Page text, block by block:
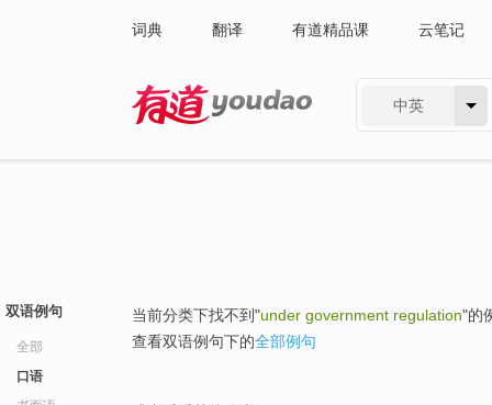
词典 翻译 有道精品课 云笔记
中英
双语例句
全部
口语
当前分类下找不到"under government regulation"的
查看双语例句下的全部例句